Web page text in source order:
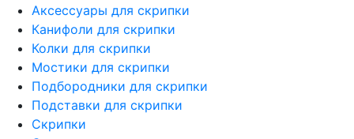
Аксессуары для скрипки
Канифоли для скрипки
Колки для скрипки
Мостики для скрипки
Подбородники для скрипки
Подставки для скрипки
Скрипки